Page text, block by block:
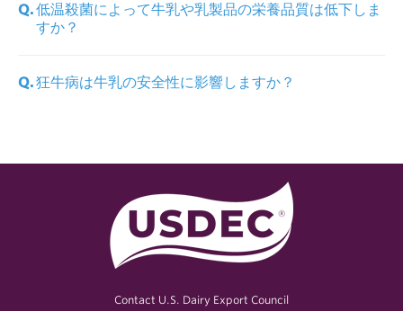
低温殺菌によって牛乳や乳製品の栄養品質は低下しま
すか？
狂牛病は牛乳の安全性に影響しますか？
Contact U.S. Dairy Export Council